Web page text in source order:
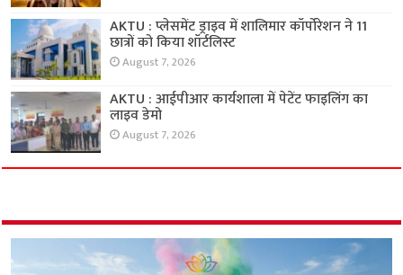
AKTU : प्लेसमेंट ड्राइव में शालिमार कॉर्पोरेशन ने 11
छात्रों को किया शॉर्टलिस्ट
August 7, 2026
AKTU : आईपीआर कार्यशाला में पेटेंट फाइलिंग का
लाइव डेमो
August 7, 2026